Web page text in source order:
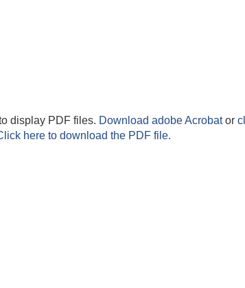
display PDF files. Download adobe Acrobator
here to download the PDF file.